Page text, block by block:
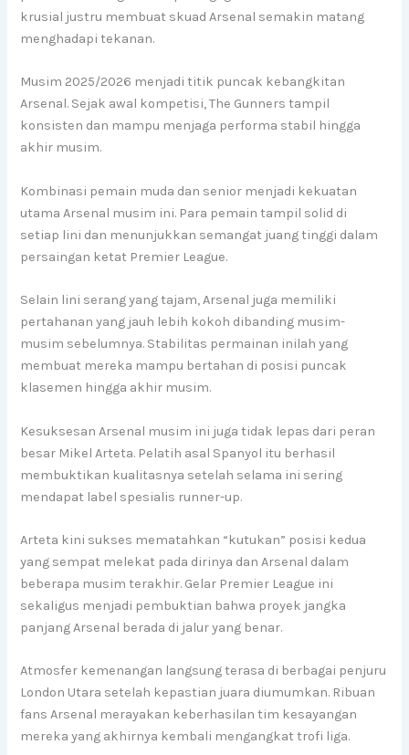
krusial justru membuat skuad Arsenal semakin matang
menghadapi tekanan.
Musim 2025/2026 menjadi titik puncak kebangkitan
Arsenal. Sejak awal kompetisi, The Gunners tampil
konsisten dan mampu menjaga performa stabil hingga
akhir musim.
Kombinasi pemain muda dan senior menjadi kekuatan
utama Arsenal musim ini. Para pemain tampil solid di
setiap lini dan menunjukkan semangat juang tinggi dalam
persaingan ketat Premier League.
Selain lini serang yang tajam, Arsenal juga memiliki
pertahanan yang jauh lebih kokoh dibanding musim-
musim sebelumnya. Stabilitas permainan inilah yang
membuat mereka mampu bertahan di posisi puncak
klasemen hingga akhir musim.
Kesuksesan Arsenal musim ini juga tidak lepas dari peran
besar Mikel Arteta. Pelatih asal Spanyol itu berhasil
membuktikan kualitasnya setelah selama ini sering
mendapat label spesialis runner-up.
Arteta kini sukses mematahkan “kutukan” posisi kedua
yang sempat melekat pada dirinya dan Arsenal dalam
beberapa musim terakhir. Gelar Premier League ini
sekaligus menjadi pembuktian bahwa proyek jangka
panjang Arsenal berada di jalur yang benar.
Atmosfer kemenangan langsung terasa di berbagai penjuru
London Utara setelah kepastian juara diumumkan. Ribuan
fans Arsenal merayakan keberhasilan tim kesayangan
mereka yang akhirnya kembali mengangkat trofi liga.